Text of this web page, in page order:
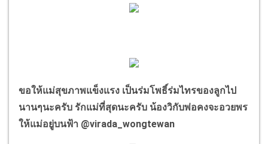
ขอให้แม่สุขภาพแข็งแรง เป็นร่มโพธิ์ร่มไทรของลูกไป
นานๆนะครับ รักแม่ที่สุดนะครับ น้องวิกับพ่อคงจะอวยพร
ให้แม่อยู่บนฟ้า @virada_wongtewan